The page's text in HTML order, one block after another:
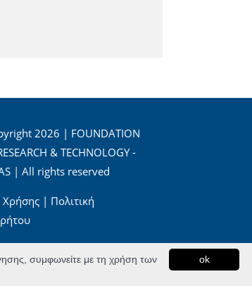
2026 | FOUNDATION
& TECHNOLOGY -
| All rights reserved
Χρήσης| Πολιτική
ok
συμφωνείτε με τη χρήση των